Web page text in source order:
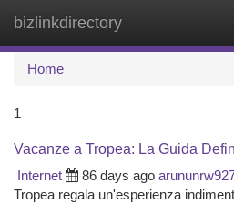
bizlinkdirectory
Home
1
Vacanze a Tropea: La Guida
Internet
86 days ago
Tropea regala un'esperienza